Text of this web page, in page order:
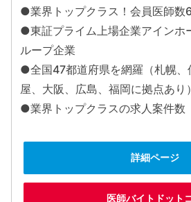
●業界トップクラス！会員医師数
●東証プライム上場企業アインホ
ループ企業
●全国47都道府県を網羅（札幌、
屋、大阪、広島、福岡に拠点あり）
●業界トップクラスの求人案件数
詳細ページ
医師バイトドット